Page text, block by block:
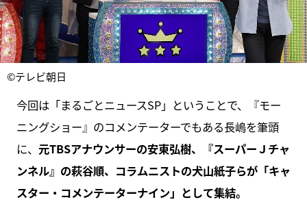
©テレビ朝日
今回は「まるごとニュースSP」ということで、『モー
ニングショー』のコメンテーターでもある長嶋を筆頭
に、 元TBSアナウンサーの安東弘樹、『スーパーＪチャ
ンネル』の萩谷順、コラムニストの犬山紙子らが「キャ
スター・コメンテーターナイン」として集結。